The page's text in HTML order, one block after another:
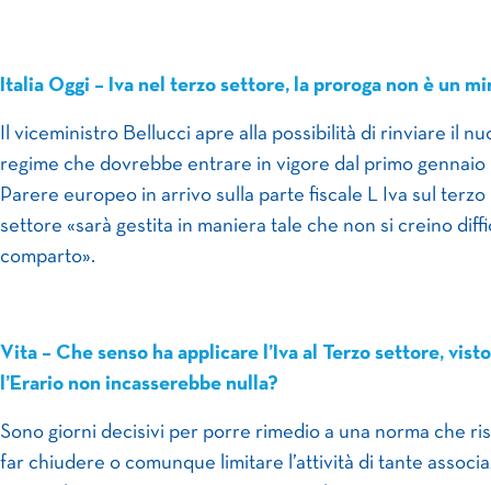
Italia Oggi – Iva nel terzo settore, la proroga non è un
Il viceministro Bellucci apre alla possibilità di rinviare il
regime che dovrebbe entrare in vigore dal primo gennaio
Parere europeo in arrivo sulla parte fiscale L Iva sul terzo
settore «sarà gestita in maniera tale che non si creino
comparto».
Vita – Che senso ha applicare l’Iva al Terzo settore,
l’Erario non incasserebbe nulla?
Sono giorni decisivi per porre rimedio a una norma che
far chiudere o comunque limitare l’attività di tante